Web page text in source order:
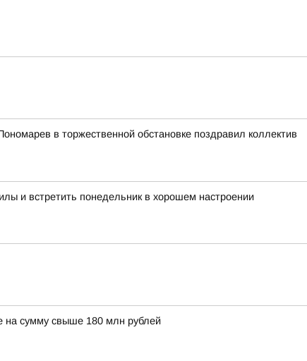
в торжественной обстановке поздравил коллектив
и встретить понедельник в хорошем настроении
на сумму свыше 180 млн рублей